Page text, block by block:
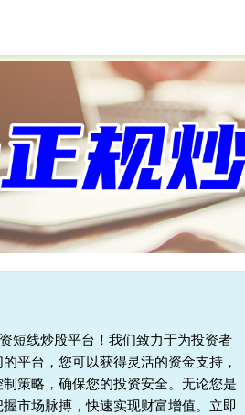
短线炒股平台！我们致力于为投资者
平台，您可以获得灵活的资金支持，
策略，确保您的投资安全。无论您是
市场脉搏，快速实现财富增值。立即